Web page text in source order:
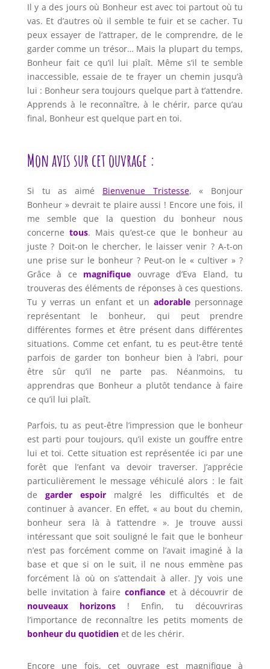
Il y a des jours où Bonheur est avec toi partout où tu
vas. Et d’autres où il semble te fuir et se cacher. Tu
peux essayer de l’attraper, de le comprendre, de le
garder comme un trésor… Mais la plupart du temps,
Bonheur fait ce qu’il lui plaît. Même s’il te semble
inaccessible, essaie de te frayer un chemin jusqu’à
lui : Bonheur sera toujours quelque part à t’attendre.
Apprends à le reconnaître, à le chérir, parce qu’au
final, Bonheur est quelque part en toi.
Mon avis sur cet ouvrage :
Si tu as aimé Bienvenue Tristesse, « Bonjour
Bonheur » devrait te plaire aussi ! Encore une fois, il
me semble que la question du bonheur nous
concerne tous. Mais qu’est-ce que le bonheur au
juste ? Doit-on le chercher, le laisser venir ? A-t-on
une prise sur le bonheur ? Peut-on le « cultiver » ?
Grâce à ce magnifique ouvrage d’Eva Eland, tu
trouveras des éléments de réponses à ces questions.
Tu y verras un enfant et un adorablepersonnage
représentant le bonheur, qui peut prendre
différentes formes et être présent dans différentes
situations. Comme cet enfant, tu es peut-être tenté
parfois de garder ton bonheur bien à l’abri, pour
être sûr qu’il ne parte pas. Néanmoins, tu
apprendras que Bonheur a plutôt tendance à faire
ce qu’il lui plaît.
Parfois, tu as peut-être l’impression que le bonheur
est parti pour toujours, qu’il existe un gouffre entre
lui et toi. Cette situation est représentée ici par une
forêt que l’enfant va devoir traverser. J’apprécie
particulièrement le message véhiculé alors : le fait
de garder espoirmalgré les difficultés et de
continuer à avancer. En effet, « au bout du chemin,
bonheur sera là à t’attendre ». Je trouve aussi
intéressant que soit souligné le fait que le bonheur
n’est pas forcément comme on l’avait imaginé à la
base et que si on le suit, il ne nous emmène pas
forcément là où on s’attendait à aller. J’y vois une
belle invitation à faire confiance et à découvrir de
nouveaux horizons! Enfin, tu découvriras
l’importance de reconnaître les petits moments de
bonheur du quotidienet de les chérir.
Encore une fois, cet ouvrage est magnifique à